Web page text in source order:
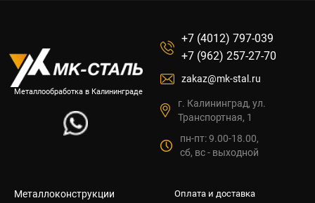
Металлообработка в Калининграде
Металлоконструкции
Оплата и доставка
+7 (4012) 797-039
+7 (962) 257-27-70
zakaz@mk-stal.ru
г. Калининград, ул.
Транспортная, 1
пн-пт: 9.00-18.00,
сб, вс - выходной